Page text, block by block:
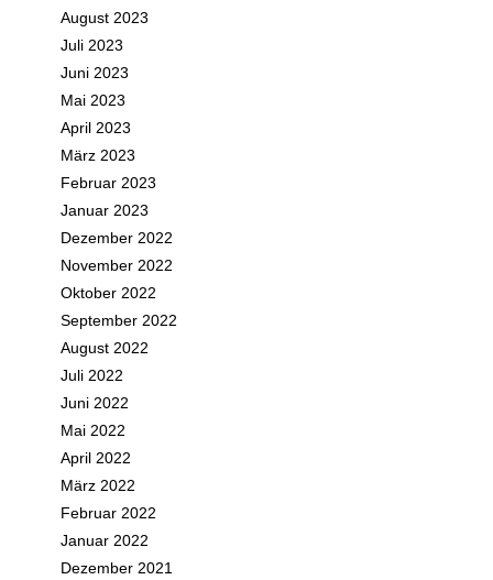
August 2023
Juli 2023
Juni 2023
Mai 2023
April 2023
März 2023
Februar 2023
Januar 2023
Dezember 2022
November 2022
Oktober 2022
September 2022
August 2022
Juli 2022
Juni 2022
Mai 2022
April 2022
März 2022
Februar 2022
Januar 2022
Dezember 2021